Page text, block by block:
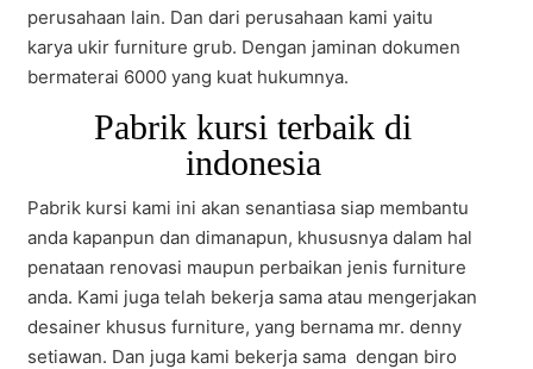
perusahaan lain. Dan dari perusahaan kami yaitu
karya ukir furniture grub. Dengan jaminan dokumen
bermaterai 6000 yang kuat hukumnya.
Pabrik kursi terbaik di
indonesia
Pabrik kursi kami ini akan senantiasa siap membantu
anda kapanpun dan dimanapun, khususnya dalam hal
penataan renovasi maupun perbaikan jenis furniture
anda. Kami juga telah bekerja sama atau mengerjakan
desainer khusus furniture, yang bernama mr. denny
setiawan. Dan juga kami bekerja sama dengan biro